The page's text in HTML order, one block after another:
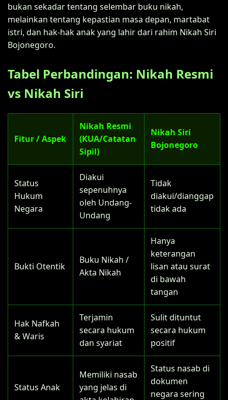
bukan sekadar tentang selembar buku nikah,
melainkan tentang kepastian masa depan, martabat
istri, dan hak-hak anak yang lahir dari rahim Nikah Siri
Bojonegoro.
Tabel Perbandingan: Nikah Resmi
vs Nikah Siri
Fitur / Aspek
Nikah Resmi
(KUA/Catatan
Sipil)
Nikah Siri
Bojonegoro
Status
Hukum
Negara
Diakui
sepenuhnya
oleh Undang-
Undang
Tidak
diakui/dianggap
tidak ada
Bukti Otentik
Buku Nikah /
Akta Nikah
Hanya
keterangan
lisan atau surat
di bawah
tangan
Hak Nafkah
& Waris
Terjamin
secara hukum
dan syariat
Sulit dituntut
secara hukum
positif
Status Anak
Memiliki nasab
yang jelas di
Status nasab di
dokumen
negara sering